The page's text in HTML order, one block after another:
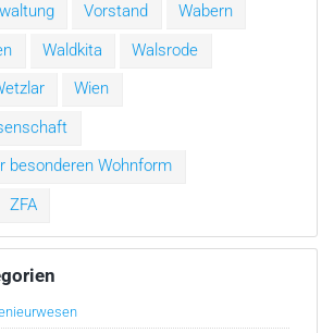
Vorstand
Wabern
Waldkita
Walsrode
Wien
besonderen Wohnform
ZFA